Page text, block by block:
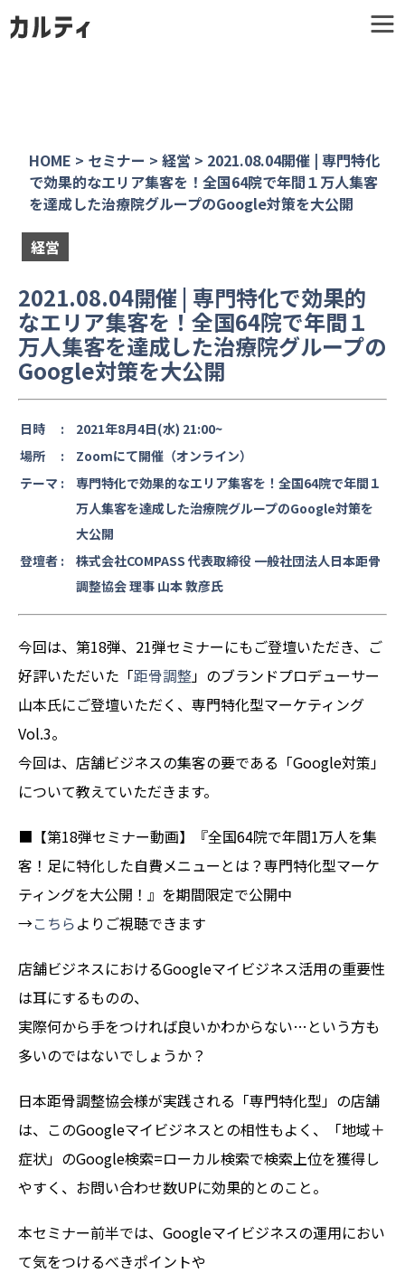
HOME > セミナー > 経営 > 2021.08.04開催 | 専門特化
で効果的なエリア集客を！全国64院で年間１万人集客
を達成した治療院グループのGoogle対策を大公開
経営
2021.08.04開催 | 専門特化で効果的
なエリア集客を！全国64院で年間１
万人集客を達成した治療院グループの
Google対策を大公開
日時 :
2021年8月4日(水) 21:00~
場所 :
Zoomにて開催（オンライン）
テーマ :
専門特化で効果的なエリア集客を！全国64院で年間１
万人集客を達成した治療院グループのGoogle対策を
大公開
登壇者 :
株式会社COMPASS 代表取締役 一般社団法人日本距骨
調整協会 理事 山本 敦彦氏
今回は、第18弾、21弾セミナーにもご登壇いただき、ご
好評いただいた「距骨調整」のブランドプロデューサー
山本氏にご登壇いただく、専門特化型マーケティング
Vol.3。
今回は、店舗ビジネスの集客の要である「Google対策」
について教えていただきます。
■【第18弾セミナー動画】『全国64院で年間1万人を集
客！足に特化した自費メニューとは？専門特化型マーケ
ティングを大公開！』を期間限定で公開中
→こちらよりご視聴できます
店舗ビジネスにおけるGoogleマイビジネス活用の重要性
は耳にするものの、
実際何から手をつければ良いかわからない…という方も
多いのではないでしょうか？
日本距骨調整協会様が実践される「専門特化型」の店舗
は、このGoogleマイビジネスとの相性もよく、「地域＋
症状」のGoogle検索=ローカル検索で検索上位を獲得し
やすく、お問い合わせ数UPに効果的とのこと。
本セミナー前半では、Googleマイビジネスの運用におい
て気をつけるべきポイントや